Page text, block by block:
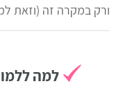
ערכות
בתי
וחטיבות
ורק במקרה זה (וזאת
למה